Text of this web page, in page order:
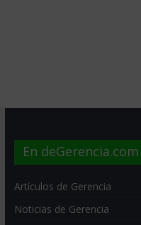
En deGerencia.com
Artículos de Gerencia
Noticias de Gerencia